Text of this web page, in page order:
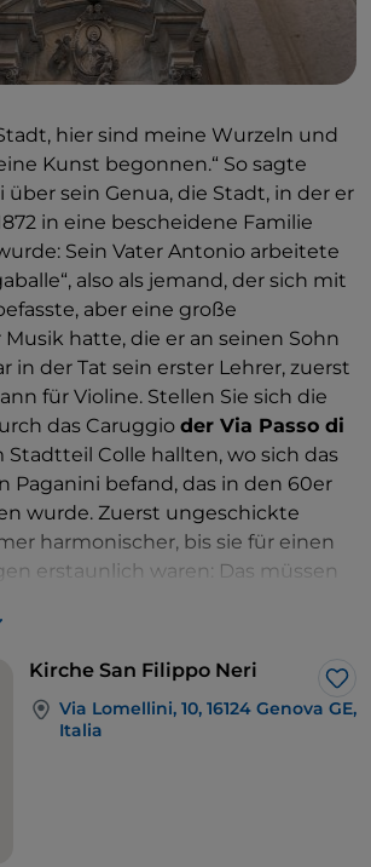
hier sind meine Wurzeln und
Kunst begonnen.“ So sagte
über sein Genua, die Stadt, in der er
in eine bescheidene Familie
Sein Vater Antonio arbeitete
also als jemand, der sich mit
aber eine große
hatte, die er an seinen Sohn
in der Tat sein erster Lehrer, zuerst
für Violine. Stellen Sie sich die
das Caruggio der Via Passo di
Stadtteil Colle hallten, wo sich das
Paganini befand, das in den 60er
wurde. Zuerst ungeschickte
harmonischer, bis sie für einen
erstaunlich waren: Das müssen
Mal, am 26. Mai 1794, ein
auftrat und wahrscheinlich
der Meister Giacomo Costa
des Heiligen Filippo Neri eigens
Kirche San Filippo Neri
Via Lomellini, 10, 16124 Genova GE,
Italia